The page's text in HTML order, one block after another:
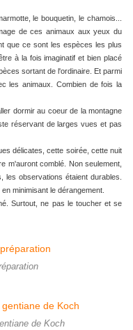
le bouquetin, le chamois...
de ces animaux aux yeux du
que ce sont les espèces les plus
à la fois imaginatif et bien placé
sortant de l'ordinaire. Et parmi
les animaux. Combien de fois la
dormir au coeur de la montagne
réservant de larges vues et pas
délicates, cette soirée, cette nuit
m'auront comblé. Non seulement,
les observations étaient durables.
minimisant le dérangement.
Surtout, ne pas le toucher et se
de Koch